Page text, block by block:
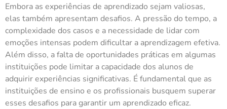
Embora as experiências de aprendizado sejam valiosas,
elas também apresentam desafios. A pressão do tempo, a
complexidade dos casos e a necessidade de lidar com
emoções intensas podem dificultar a aprendizagem efetiva.
Além disso, a falta de oportunidades práticas em algumas
instituições pode limitar a capacidade dos alunos de
adquirir experiências significativas. É fundamental que as
instituições de ensino e os profissionais busquem superar
esses desafios para garantir um aprendizado eficaz.